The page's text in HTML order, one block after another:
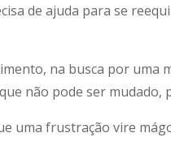
de ajuda para se
na busca por uma
não pode ser mudado,
uma frustração vire